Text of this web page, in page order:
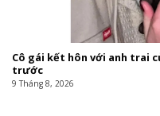
Cô gái kết hôn với anh trai
trước
9 Tháng 8, 2026